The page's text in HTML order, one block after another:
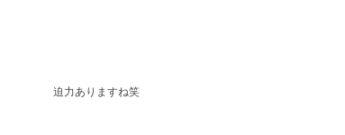
迫力ありますね笑